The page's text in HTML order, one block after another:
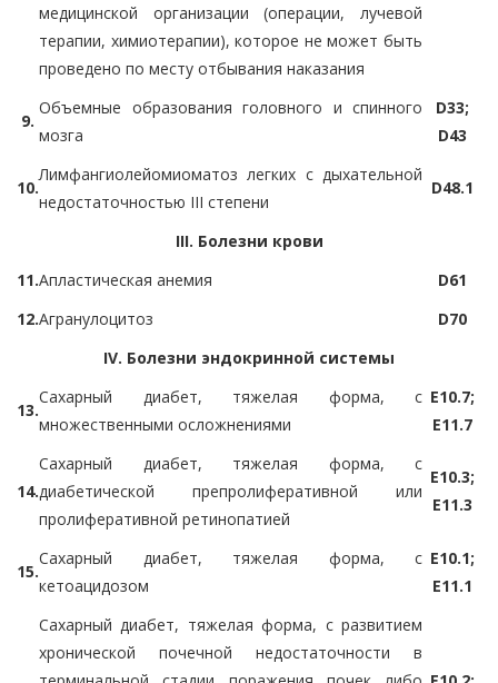
медицинской организации (операции, лучевой
терапии, химиотерапии), которое не может быть
проведено по месту отбывания наказания
9.
Объемные образования головного и спинного
мозга
D33;
D43
10.
Лимфангиолейомиоматоз легких с дыхательной
недостаточностью III степени
D48.1
III. Болезни крови
11.Апластическая анемия
D61
12.Агранулоцитоз
D70
IV. Болезни эндокринной системы
13.
Сахарный диабет, тяжелая форма, с
множественными осложнениями
E10.7;
E11.7
14.
Сахарный диабет, тяжелая форма, с
диабетической препролиферативной или
пролиферативной ретинопатией
E10.3;
E11.3
15.
Сахарный диабет, тяжелая форма, с
кетоацидозом
E10.1;
E11.1
Сахарный диабет, тяжелая форма, с развитием
хронической почечной недостаточности в